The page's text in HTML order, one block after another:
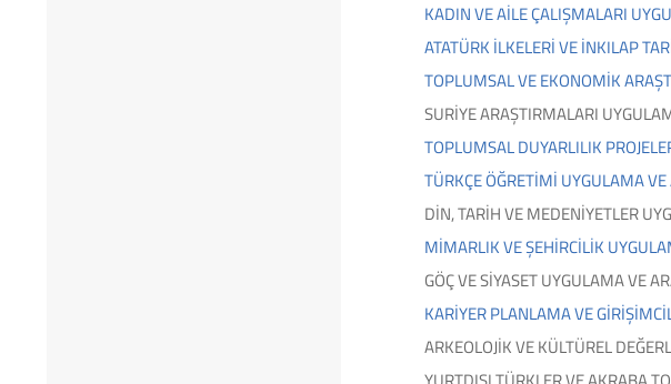
KADIN VE AİLE ÇALIŞMALARI
ATATÜRK İLKELERİ VE İNKILAP
TOPLUMSAL VE EKONOMİK
SURİYE ARAŞTIRMALARI
TOPLUMSAL DUYARLILIK
TÜRKÇE ÖĞRETİMİ UYGULAMA
DİN, TARİH VE MEDENİYETLER
MİMARLIK VE ŞEHİRCİLİK
GÖÇ VE SİYASET UYGULAMA VE
KARİYER PLANLAMA VE
ARKEOLOJİK VE KÜLTÜREL